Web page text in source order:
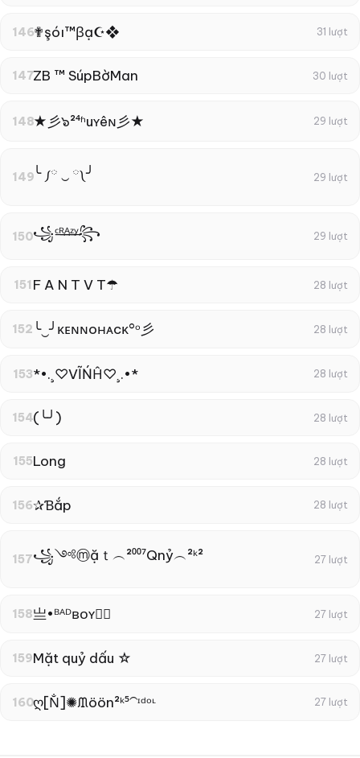
146✟şóı™βạ☪❖ 31 lượt
147ZB ™ SúpBờMan 30 lượt
148★彡๖²⁴ʱuʏêɴ彡★ 29 lượt
149╰ ༿ ‿ ༾╯ 29 lượt
150꧁ᶜ͢ᴿ͢ᴬ͢ᶻ͢ᵞ꧂ 29 lượt
151 F A N T V T☂ 28 lượt
152 ╰‿╯κᴇɴɴoнᴀcκ°ᵒ彡 28 lượt
153*•.¸♡VĨŃĤ♡¸.•* 28 lượt
154(╰╯) 28 lượt
155Long 28 lượt
156✰Ɓắp 28 lượt
157꧁༺ⓜặｔ︵²⁰⁰⁷Qnỷ︵²ᵏ² 27 lượt
158亗•ᴮᴬᴰʙᴏʏ✿᭄ 27 lượt
159Mặt quỷ dấu ☆ 27 lượt
160ღ[N̐]✺ᙢöön²ᵏ⁵⁀ᶦᵈᵒᶫ 27 lượt